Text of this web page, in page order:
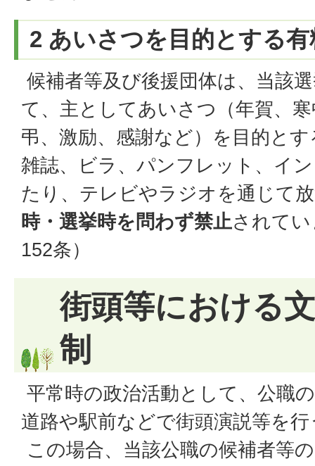
2 あいさつを目的とする
候補者等及び後援団体は、当該
て、主としてあいさつ（年賀、
弔、激励、感謝など）を目的と
雑誌、ビラ、パンフレット、イ
たり、テレビやラジオを通じて
時・選挙時を問わず禁止されて
152条）
街頭等における
制
平常時の政治活動として、公職
道路や駅前などで街頭演説等を
この場合、当該公職の候補者等